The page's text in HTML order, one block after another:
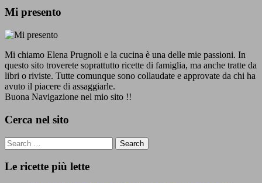
Mi presento
Mi chiamo Elena Prugnoli e la cucina è una delle mie passioni. In
questo sito troverete soprattutto ricette di famiglia, ma anche tratte da
libri o riviste. Tutte comunque sono collaudate e approvate da chi ha
avuto il piacere di assaggiarle.
Buona Navigazione nel mio sito !!
Cerca nel sito
Le ricette più lette